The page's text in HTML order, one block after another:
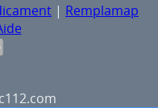
| Remplamap